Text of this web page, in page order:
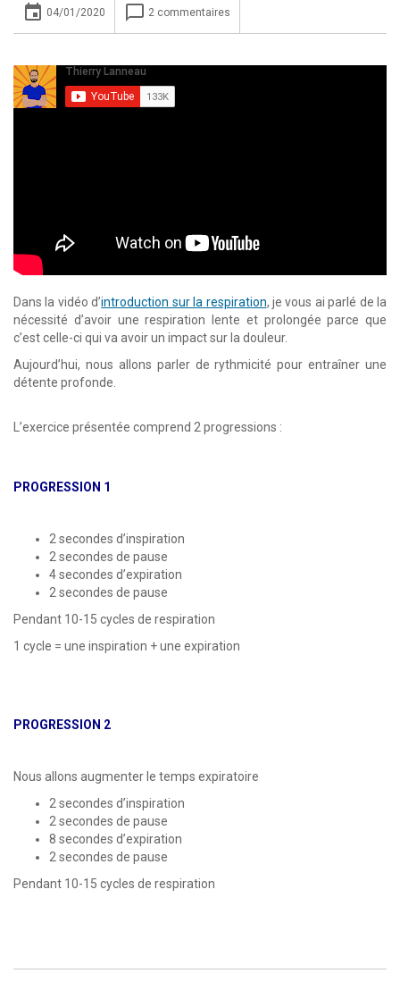
insert_invitation 04/01/2020 chat_bubble_outline 2 commentaires
ABONNEZ-VOUS À MA CHAÎNE YOUTUBE
Dans la vidéo d’introduction sur la respiration, je vous ai parlé de la
nécessité d’avoir une respiration lente et prolongée parce que
c’est celle-ci qui va avoir un impact sur la douleur.
Aujourd’hui, nous allons parler de rythmicité pour entraîner une
détente profonde.
L’exercice présentée comprend 2 progressions :
PROGRESSION 1
2 secondes d’inspiration
2 secondes de pause
4 secondes d’expiration
2 secondes de pause
Pendant 10-15 cycles de respiration
1 cycle = une inspiration + une expiration
PROGRESSION 2
Nous allons augmenter le temps expiratoire
2 secondes d’inspiration
2 secondes de pause
8 secondes d’expiration
2 secondes de pause
Pendant 10-15 cycles de respiration